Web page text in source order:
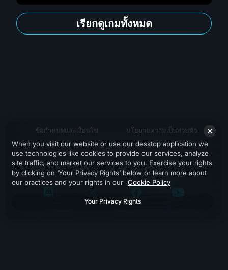
เรียกดูเกมทั้งหมด
ข้อกำหนดและเงื่อนไข นโยบายความเป็นส่วนตัว
สนับสนุน
When you visit our website or use our desktop application we
use technologies like cookies to provide our services, analyze
site traffic, and market our services to you. Exercise your rights
by clicking on ‘Your Privacy Rights’ below or learn more about
our practices and your rights in our Cookie Policy
Your Privacy Rights